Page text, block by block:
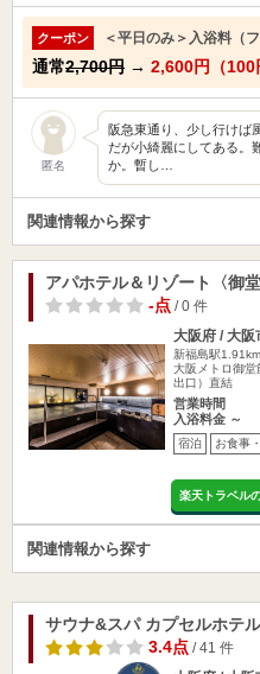
クーポン ＜平日のみ＞入浴料（
通常2,700円 → 2,600円（100
匿名
阪急東通り、少し行けば
だが小綺麗にしてある。
か。暫し…
関連情報から探す
アパホテル＆リゾート〈御
-点/ 0 件
大阪府 / 大阪
新福島駅1.91km
大阪メトロ御
出口）直結
営業時間
入浴料金 ～
宿泊 お食事
楽天トラベル
関連情報から探す
サウナ&スパ カプセルホテ
3.4点/ 41 件